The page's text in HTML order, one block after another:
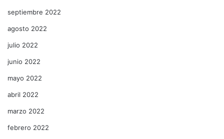
septiembre 2022
agosto 2022
julio 2022
junio 2022
mayo 2022
abril 2022
marzo 2022
febrero 2022